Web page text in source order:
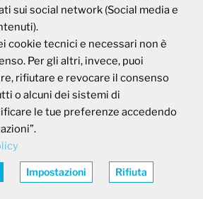
dei dati
cookie
sui social network (Social media e
cookie tecnici e necessari non è
Per gli altri, invece, puoi
rifiutare e revocare il consenso
o alcuni dei sistemi di
le tue preferenze accedendo
Impostazioni Rifiuta